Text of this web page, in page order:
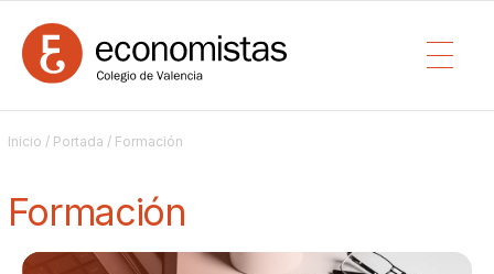
Inicio / Portada / Formación
Formación